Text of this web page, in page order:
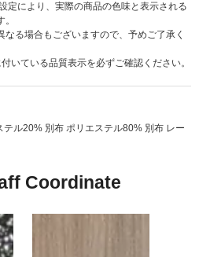
定により、実際の商品の色味と表示される
る場合もございますので、予めご了承く
いている品質表示を必ずご確認ください。
ル20% 別布 ポリエステル80% 別布 レー
Coordinate